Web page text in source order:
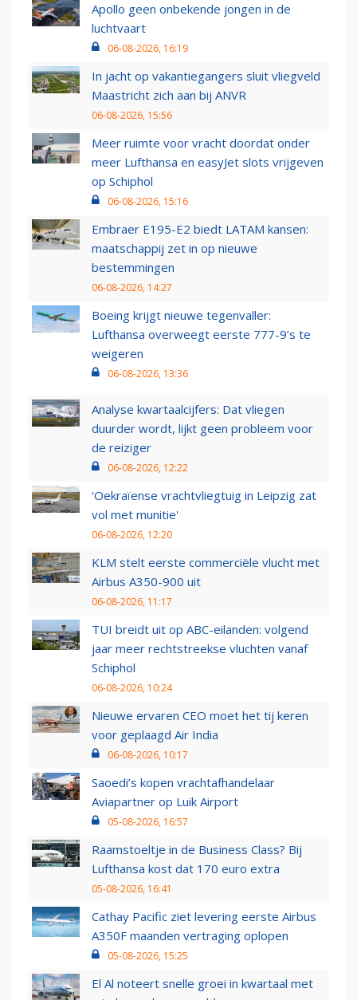
Apollo geen onbekende jongen in de
luchtvaart
06-08-2026, 16:19
In jacht op vakantiegangers sluit vliegveld
Maastricht zich aan bij ANVR
06-08-2026, 15:56
Meer ruimte voor vracht doordat onder
meer Lufthansa en easyJet slots vrijgeven
op Schiphol
06-08-2026, 15:16
Embraer E195-E2 biedt LATAM kansen:
maatschappij zet in op nieuwe
bestemmingen
06-08-2026, 14:27
Boeing krijgt nieuwe tegenvaller:
Lufthansa overweegt eerste 777-9’s te
weigeren
06-08-2026, 13:36
Analyse kwartaalcijfers: Dat vliegen
duurder wordt, lijkt geen probleem voor
de reiziger
06-08-2026, 12:22
'Oekraïense vrachtvliegtuig in Leipzig zat
vol met munitie'
06-08-2026, 12:20
KLM stelt eerste commerciële vlucht met
Airbus A350-900 uit
06-08-2026, 11:17
TUI breidt uit op ABC-eilanden: volgend
jaar meer rechtstreekse vluchten vanaf
Schiphol
06-08-2026, 10:24
Nieuwe ervaren CEO moet het tij keren
voor geplaagd Air India
06-08-2026, 10:17
Saoedi’s kopen vrachtafhandelaar
Aviapartner op Luik Airport
05-08-2026, 16:57
Raamstoeltje in de Business Class? Bij
Lufthansa kost dat 170 euro extra
05-08-2026, 16:41
Cathay Pacific ziet levering eerste Airbus
A350F maanden vertraging oplopen
05-08-2026, 15:25
El Al noteert snelle groei in kwartaal met